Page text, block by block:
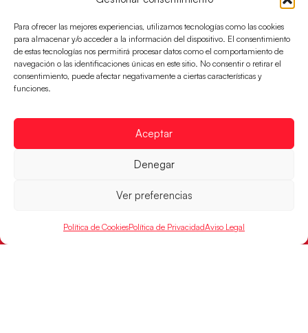
Para ofrecer las mejores experiencias, utilizamos tecnologías como las cookies
para almacenar y/o acceder a la información del dispositivo. El consentimiento
de estas tecnologías nos permitirá procesar datos como el comportamiento de
navegación o las identificaciones únicas en este sitio. No consentir o retirar el
consentimiento, puede afectar negativamente a ciertas características y
funciones.
Aceptar
Denegar
Ver preferencias
Política de CookiesPolítica de PrivacidadAviso Legal
Incidencias
CONTACTO
EN
FINANCIADO
RFEBM © 2024. Todos los derechos reservados –
Desarrollado por